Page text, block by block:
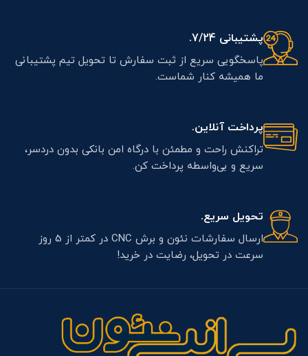
پشتیبانی 7/24.
پاسخگویی سریع از ثبت سفارش تا تحویل تیم پشتیبانی
ما همیشه کنار شماست.
پرداخت آنلاین.
تراکنش راحت و مطمئن با درگاه امن بانکی بدون دردسر،
سریع و بی‌واسطه پرداخت کن.
تحویل سریع.
ارسال سفارشات نئون و برش CNC در کمتر از 5 روز
سرعت در تحویل، رضایت در خرید!